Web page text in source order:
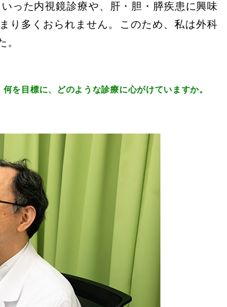
った内視鏡診療や、肝・胆・膵疾患に興味
り多くおられません。このため、私は外科
。
を目標に、どのような診療に心がけていますか。